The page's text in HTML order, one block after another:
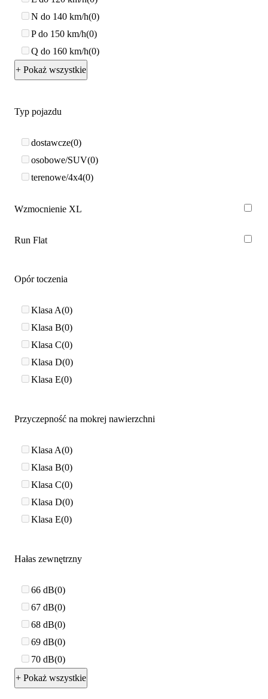
N do 140 km/h 0
P do 150 km/h 0
Q do 160 km/h 0
+ Pokaż wszystkie
Typ pojazdu
dostawcze 0
osobowe/SUV 0
terenowe/4x4 0
Wzmocnienie XL
Run Flat
Opór toczenia
Klasa A 0
Klasa B 0
Klasa C 0
Klasa D 0
Klasa E 0
Przyczepność na mokrej nawierzchni
Klasa A 0
Klasa B 0
Klasa C 0
Klasa D 0
Klasa E 0
Hałas zewnętrzny
66 dB 0
67 dB 0
68 dB 0
69 dB 0
70 dB 0
+ Pokaż wszystkie